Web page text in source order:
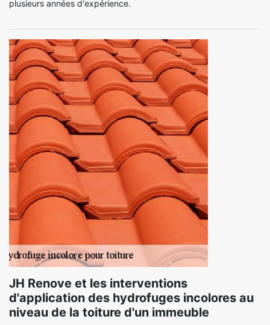
plusieurs années d'expérience.
JH Renove et les interventions
d'application des hydrofuges incolores au
niveau de la toiture d'un immeuble